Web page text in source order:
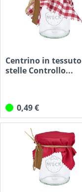
Centrino in tessuto
stelle Controllo...
0,49 €